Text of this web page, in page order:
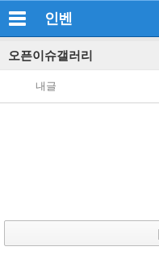
인벤
오픈이슈갤러리
내글